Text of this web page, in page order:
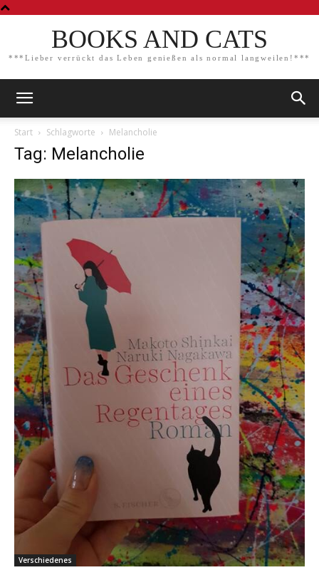
BOOKS AND CATS
***Lieber verrückt das Leben genießen als normal langweilen!***
Start Schlagworte Melancholie
Tag: Melancholie
Verschiedenes